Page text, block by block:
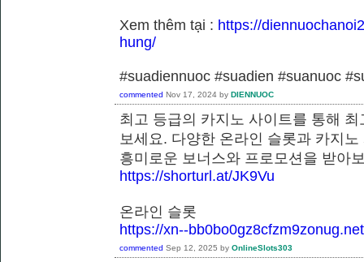
Xem thêm tại : https://
hung/
#suadiennuoc #suadien #suanuoc
commented Nov 17, 2024 by DIENNUOC
최고 등급의 카지노 사이트를 통해
보세요. 다양한 온라인 슬롯과 카지
흥미로운 보너스와 프로모션을
https://shorturl.at/JK9Vu
온라인 슬롯
https://xn--bb0bo0gz8cfzm9zonug.net
commented Sep 12, 2025 by OnlineSlots303